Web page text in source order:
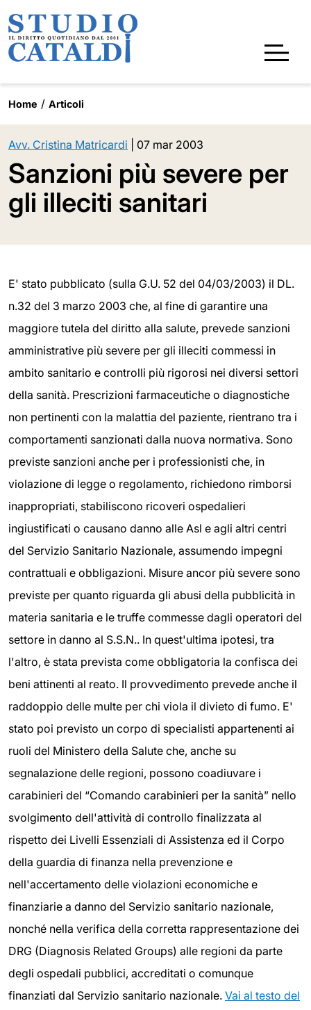
Home Articoli
Avv. Cristina Matricardi 07 mar 2003
Sanzioni più severe per
gli illeciti sanitari
E' stato pubblicato (sulla G.U. 52 del 04/03/2003) il DL.
n.32 del 3 marzo 2003 che, al fine di garantire una
maggiore tutela del diritto alla salute, prevede sanzioni
amministrative più severe per gli illeciti commessi in
ambito sanitario e controlli più rigorosi nei diversi settori
della sanità. Prescrizioni farmaceutiche o diagnostiche
non pertinenti con la malattia del paziente, rientrano tra i
comportamenti sanzionati dalla nuova normativa. Sono
previste sanzioni anche per i professionisti che, in
violazione di legge o regolamento, richiedono rimborsi
inappropriati, stabiliscono ricoveri ospedalieri
ingiustificati o causano danno alle Asl e agli altri centri
del Servizio Sanitario Nazionale, assumendo impegni
contrattuali e obbligazioni. Misure ancor più severe sono
previste per quanto riguarda gli abusi della pubblicità in
materia sanitaria e le truffe commesse dagli operatori del
settore in danno al S.S.N.. In quest'ultima ipotesi, tra
l'altro, è stata prevista come obbligatoria la confisca dei
beni attinenti al reato. Il provvedimento prevede anche il
raddoppio delle multe per chi viola il divieto di fumo. E'
stato poi previsto un corpo di specialisti appartenenti ai
ruoli del Ministero della Salute che, anche su
segnalazione delle regioni, possono coadiuvare i
carabinieri del “Comando carabinieri per la sanità” nello
svolgimento dell'attività di controllo finalizzata al
rispetto dei Livelli Essenziali di Assistenza ed il Corpo
della guardia di finanza nella prevenzione e
nell'accertamento delle violazioni economiche e
finanziarie a danno del Servizio sanitario nazionale,
nonché nella verifica della corretta rappresentazione dei
DRG (Diagnosis Related Groups) alle regioni da parte
degli ospedali pubblici, accreditati o comunque
finanziati dal Servizio sanitario nazionale. Vai al testo del